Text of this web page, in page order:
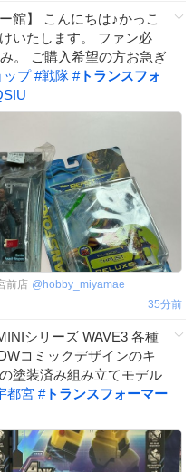
館】 こんにちは♪かっこ
いたします。 ファン必
。 ご購入希望の方お急ぎ
ップ #戦隊 #トランスフォ
前店 @ hobby_miyamae
35分前
シリーズ WAVE3 各種
コミックデザインのキ
塗装済み組み立てモデル
都宮 #トランスフォーマー